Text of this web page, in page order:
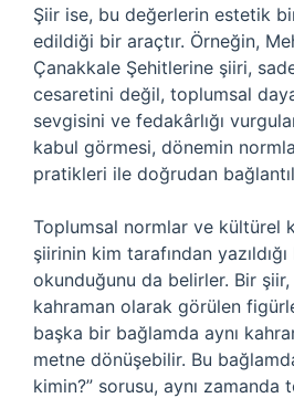
Şiir ise, bu değerlerin estetik
edildiği bir araçtır. Örneğin,
Çanakkale Şehitlerine şiiri,
cesaretini değil, toplumsal
sevgisini ve fedakârlığı
kabul görmesi, dönemin
pratikleri ile doğrudan
Toplumsal normlar ve kültürel
şiirinin kim tarafından yazıldığı
okunduğunu da belirler. Bir
kahraman olarak görülen
başka bir bağlamda aynı
metne dönüşebilir. Bu
kimin?” sorusu, aynı zamanda